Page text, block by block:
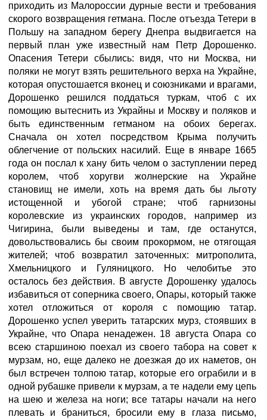
приходить из Малороссии дурные вести и требования
скорого возвращения гетмана. После отъезда Тетери в
Польшу на западном берегу Днепра выдвигается на
первый план уже известный нам Петр Дорошенко.
Опасения Тетери сбылись: видя, что ни Москва, ни
поляки не могут взять решительного верха на Украйне,
которая опустошается вконец и союзниками и врагами,
Дорошенко решился поддаться туркам, чтоб с их
помощию вытеснить из Украйны и Москву и поляков и
быть единственным гетманом на обоих берегах.
Сначала он хотел посредством Крыма получить
облегчение от польских насилий. Еще в январе 1665
года он послал к хану бить челом о заступлении перед
королем, чтоб хоругви жолнерские на Украйне
становищ не имели, хоть на время дать бы льготу
истощенной и убогой стране; чтоб гарнизоны
королевские из украинских городов, например из
Чигирина, были выведены и там, где останутся,
довольствовались бы своим прокормом, не отягощая
жителей; чтоб возвратил заточенных: митрополита,
Хмельницкого и Гуляницкого. Но челобитье это
осталось без действия. В августе Дорошенку удалось
избавиться от соперника своего, Опары, который также
хотел отложиться от короля с помощию татар.
Дорошенко успел уверить татарских мурз, стоявших в
Украйне, что Опара ненадежен. 18 августа Опара со
всею старшиною поехал из своего табора на совет к
мурзам, но, еще далеко не доезжая до их наметов, он
был встречен толпою татар, которые его ограбили и в
одной рубашке привели к мурзам, а те надели ему цепь
на шею и железа на ноги; все татары начали на него
плевать и браниться, бросили ему в глаза письмо,